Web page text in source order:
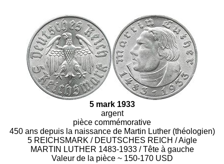
5 mark 1933
argent
pièce commémorative
450 ans depuis la naissance de Martin Luther (théologien)
5 REICHSMARK / DEUTSCHES REICH / Aigle
MARTIN LUTHER 1483-1933 / Tête à gauche
Valeur de la pièce ~ 150-170 USD